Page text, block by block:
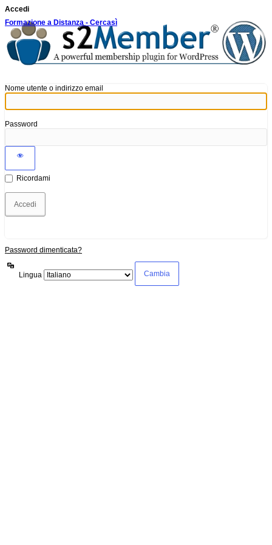
Accedi
Formazione a Distanza - Cercasì
Nome utente o indirizzo email
Password
Ricordami
Password dimenticata?
Lingua